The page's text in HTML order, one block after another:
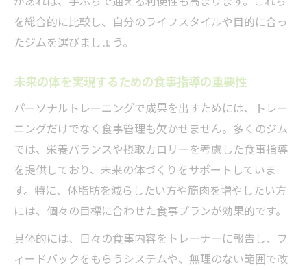
を総合的に比較し、自分のライフスタイルや目的に合っ
たジムを選びましょう。
未来の体を実現するための食事指導の重要性
パーソナルトレーニングで成果を出すためには、トレー
ニングだけでなく食事管理も欠かせません。多くのジム
では、栄養バランスや摂取カロリーを考慮した食事指導
を提供しており、未来の体づくりをサポートしていま
す。特に、体脂肪を減らしたい方や筋肉を増やしたい方
には、個々の目標に合わせた食事プランが効果的です。
具体的には、日々の食事内容をトレーナーに報告し、フ
ィードバックをもらうシステムや、無理のない範囲で改